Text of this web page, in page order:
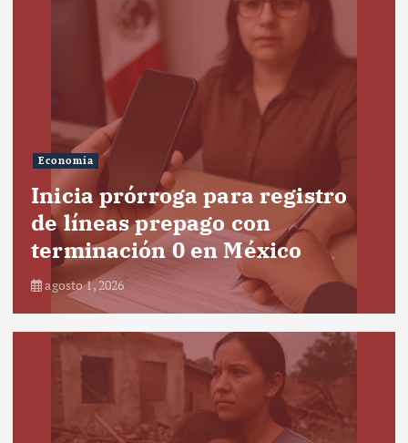
Economía
Inicia prórroga para registro
de líneas prepago con
terminación 0 en México
agosto 1, 2026